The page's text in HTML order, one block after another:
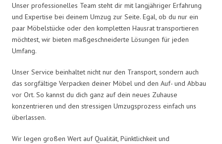
Unser professionelles Team steht dir mit langjähriger Erfahrung
und Expertise bei deinem Umzug zur Seite. Egal, ob du nur ein
paar Möbelstücke oder den kompletten Hausrat transportieren
möchtest, wir bieten maßgeschneiderte Lösungen für jeden
Umfang.
Unser Service beinhaltet nicht nur den Transport, sondern auch
das sorgfältige Verpacken deiner Möbel und den Auf- und Abbau
vor Ort. So kannst du dich ganz auf dein neues Zuhause
konzentrieren und den stressigen Umzugsprozess einfach uns
überlassen.
Wir legen großen Wert auf Qualität, Pünktlichkeit und